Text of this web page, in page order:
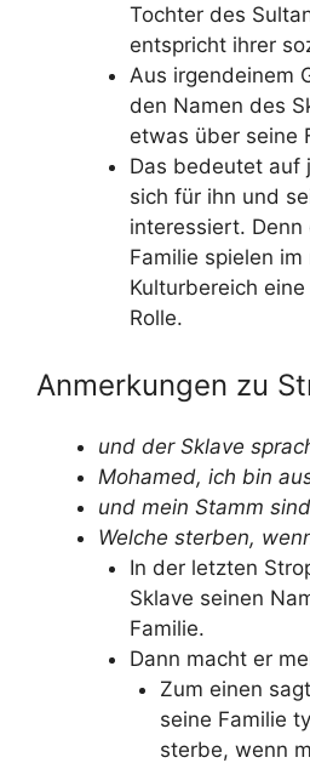
Tochter des
entspricht ihrer
Aus irgendeinem
den Namen des
etwas über seine
Das bedeutet auf
sich für ihn und
interessiert.
Familie spielen
Kulturbereich
Rolle.
Anmerkungen zu
und der Sklave
Mohamed, ich bin
und mein Stamm
Welche sterben,
In der letzten
Sklave seinen
Familie.
Dann macht er
Zum einen
seine Familie
sterbe, wenn